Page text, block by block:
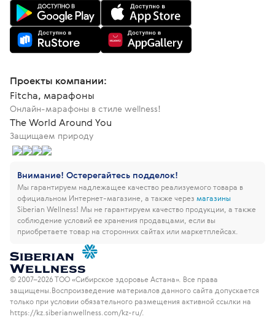
Проекты компании:
Fitcha, марафоны
Онлайн-марафоны в стиле wellness!
The World Around You
Защищаем природу
Внимание! Остерегайтесь подделок!
Мы гарантируем надлежащее качество реализуемого товара в
официальном Интернет-магазине, а также через магазины
Siberian Wellness! Мы не гарантируем качество продукции, а также
соблюдение условий ее хранения продавцами, если вы
приобретаете товар на сторонних сайтах или маркетплейсах.
© 2007–2026 ТОО «Сибирское здоровье Астана». Все права
защищены. Воспроизведение материалов данного сайта допускается
только при условии обязательного размещения активной ссылки на
https://kz.siberianwellness.com/kz-ru/.